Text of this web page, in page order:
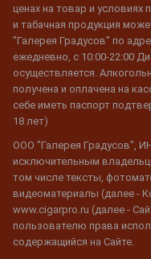
ценах на товар и
и табачная продукция
"Галерея Градусов" по
ежедневно, с 10:00-22:00
осуществляется.
получена и оплачена на
себе иметь паспорт
18 лет)
ООО "Галерея Градусов",
исключительным
том числе тексты,
видеоматериалы (далее -
www.cigarpro.ru (далее -
пользователю права
содержащийся на Сайте.